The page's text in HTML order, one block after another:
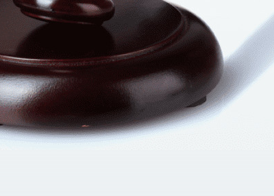
вимог чинного законодавства.